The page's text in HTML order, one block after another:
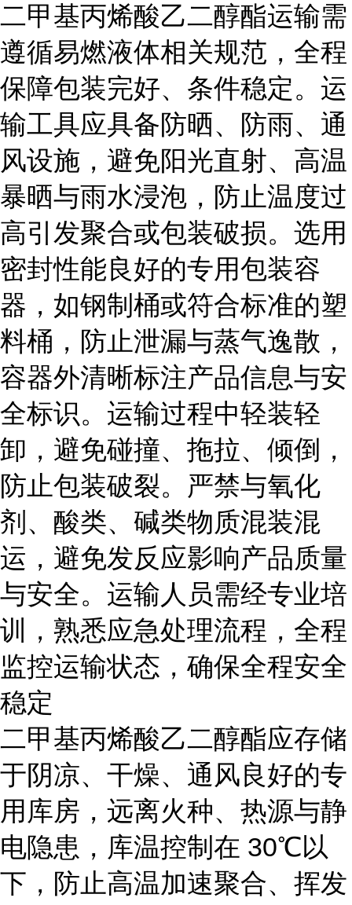
二甲基丙烯酸乙二醇酯运输需
遵循易燃液体相关规范，全程
保障包装完好、条件稳定。运
输工具应具备防晒、防雨、通
风设施，避免阳光直射、高温
暴晒与雨水浸泡，防止温度过
高引发聚合或包装破损。选用
密封性能良好的专用包装容
器，如钢制桶或符合标准的塑
料桶，防止泄漏与蒸气逸散，
容器外清晰标注产品信息与安
全标识。运输过程中轻装轻
卸，避免碰撞、拖拉、倾倒，
防止包装破裂。严禁与氧化
剂、酸类、碱类物质混装混
运，避免发反应影响产品质量
与安全。运输人员需经专业培
训，熟悉应急处理流程，全程
监控运输状态，确保全程安全
稳定
二甲基丙烯酸乙二醇酯应存储
于阴凉、干燥、通风良好的专
用库房，远离火种、热源与静
电隐患，库温控制在 30℃以
下，防止高温加速聚合、挥发